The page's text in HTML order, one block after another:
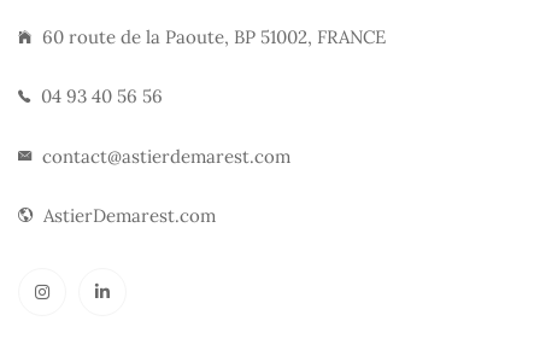
60 route de la Paoute, BP 51002, FRANCE
04 93 40 56 56
contact@astierdemarest.com
AstierDemarest.com